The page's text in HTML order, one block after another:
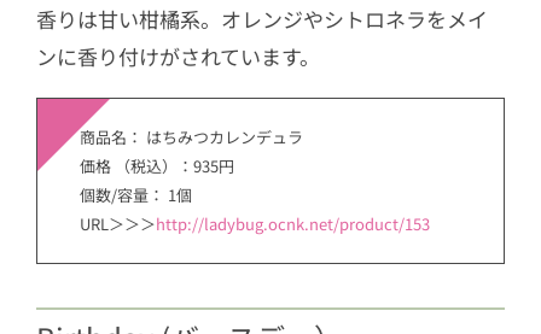
香りは甘い柑橘系。オレンジやシトロネラをメイ
ンに香り付けがされています。
商品名： はちみつカレンデュラ
価格 （税込）：935円
個数/容量： 1個
URL＞＞＞http://ladybug.ocnk.net/product/153